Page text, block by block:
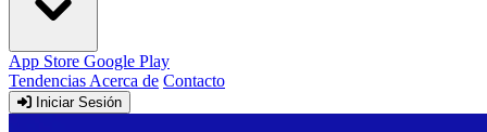
App Store Google Play
Tendencias Acerca de Contacto
Iniciar Sesión